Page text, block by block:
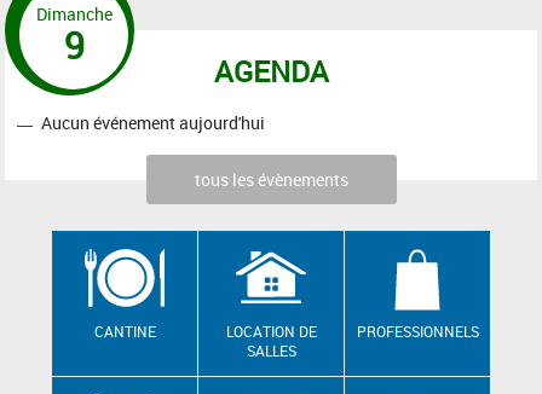
AGENDA
Dimanche
9
Aucun événement aujourd'hui
tous les évènements
CANTINE
LOCATION DE
SALLES
PROFESSIONNELS